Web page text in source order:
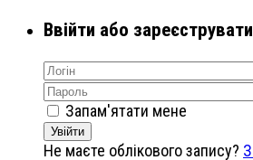
Ввійти або
Запам'ятати мене
Увійти
Не маєте облікового запису?